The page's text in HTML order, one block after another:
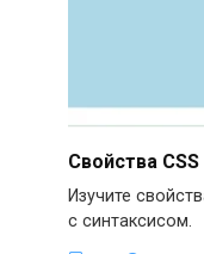
Свойства
Изучите
с синтаксисом.